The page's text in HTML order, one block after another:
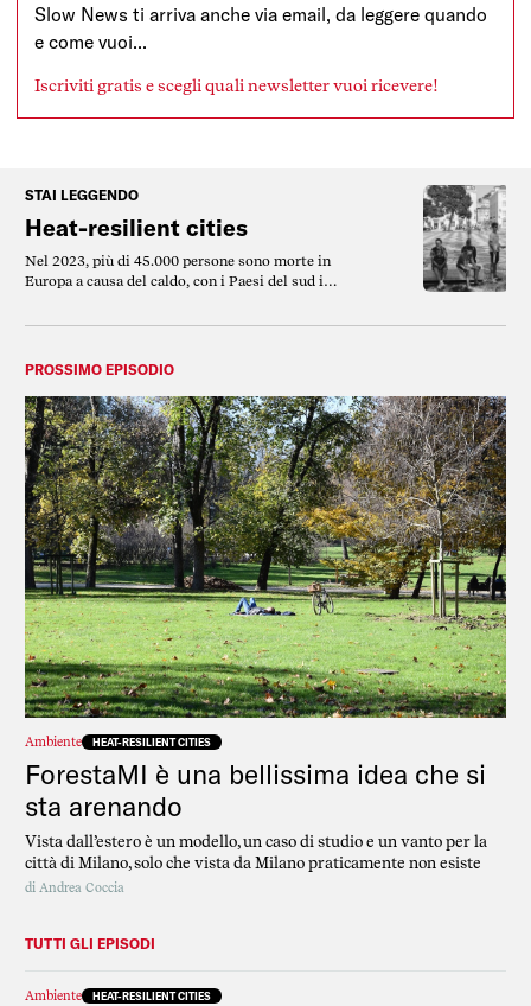
Slow News ti arriva anche via email, da leggere quando
e come vuoi...
Iscriviti gratis e scegli quali newsletter vuoi ricevere!
STAI LEGGENDO
Heat-resilient cities
Nel 2023, più di 45.000 persone sono morte in
Europa a causa del caldo, con i Paesi del sud in
PROSSIMO EPISODIO
Ambiente HEAT-RESILIENT CITIES
ForestaMI è una bellissima idea che si
sta arenando
Vista dall’estero è un modello, un caso di studio e un vanto per la
città di Milano, solo che vista da Milano praticamente non esiste
di Andrea Coccia
TUTTI GLI EPISODI
Ambiente HEAT-RESILIENT CITIES